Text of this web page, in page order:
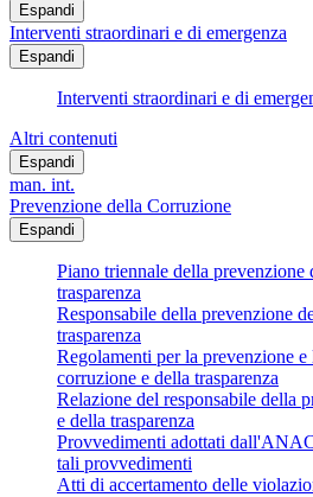
Espandi
Interventi straordinari e di emergenza
Espandi
Interventi straordinari e di
Altri contenuti
Espandi
man. int.
Prevenzione della Corruzione
Espandi
Piano triennale della prevenzione
trasparenza
Responsabile della prevenzione
trasparenza
Regolamenti per la prevenzione e
corruzione e della trasparenza
Relazione del responsabile della
e della trasparenza
Provvedimenti adottati
tali provvedimenti
Atti di accertamento delle